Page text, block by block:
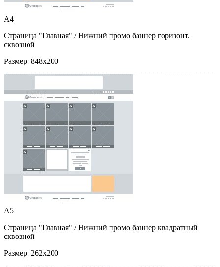
A4
Страница "Главная" / Нижний промо баннер горизонт.
сквозной
Размер: 848x200
A5
Страница "Главная" / Нижний промо баннер квадратный
сквозной
Размер: 262x200